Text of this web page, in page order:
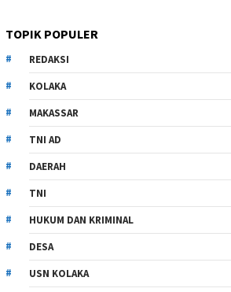
TOPIK POPULER
REDAKSI
KOLAKA
MAKASSAR
TNI AD
DAERAH
TNI
HUKUM DAN KRIMINAL
DESA
USN KOLAKA